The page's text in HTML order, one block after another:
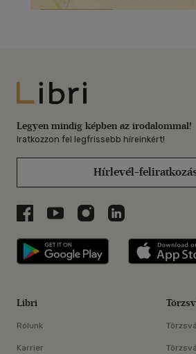
Libri
Legyen mindig képben az irodalommal!
Iratkozzon fel legfrissebb híreinkért!
Hírlevél-
Libri a Facebookon
Libri a Youtube-on
Libri az Instagramon
Libri a
Libri applikáció
Libri
Rólunk
Karrier